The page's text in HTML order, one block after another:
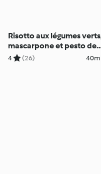
Risotto aux légumes
mascarpone et pesto de
menthe
4 (26)